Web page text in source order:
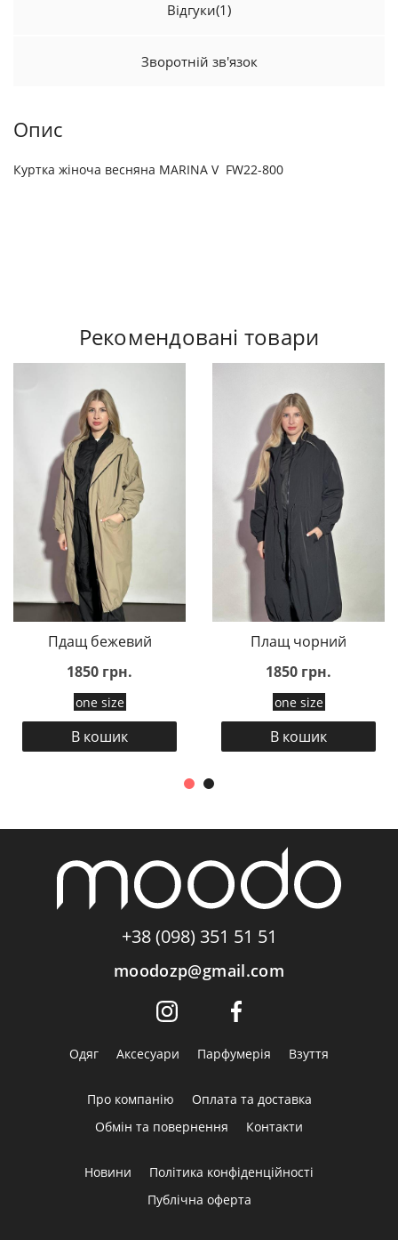
Відгуки(1)
Зворотній зв'язок
Опис
Куртка жіноча весняна MARINA V FW22-800
Рекомендовані товари
Пдащ бежевий
1850 грн.
one size
В кошик
Плащ чорний
1850 грн.
one size
В кошик
+38 (098) 351 51 51
moodozp@gmail.com
Одяг Аксесуари Парфумерія Взуття
Про компанію
Оплата та доставка
Обмін та повернення
Контакти
Новини
Політика конфіденційності
Публічна оферта